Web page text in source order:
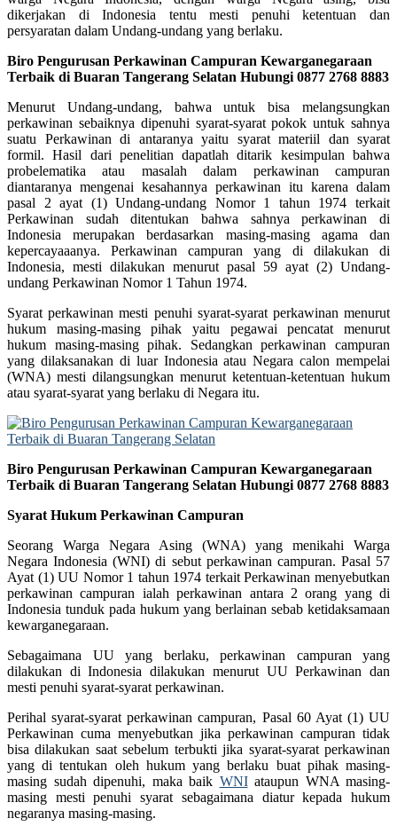
dikerjakan di Indonesia tentu mesti penuhi ketentuan dan
persyaratan dalam Undang-undang yang berlaku.
Biro Pengurusan Perkawinan Campuran Kewarganegaraan
Terbaik di Buaran Tangerang Selatan Hubungi 0877 2768 8883
Menurut Undang-undang, bahwa untuk bisa melangsungkan
perkawinan sebaiknya dipenuhi syarat-syarat pokok untuk sahnya
suatu Perkawinan di antaranya yaitu syarat materiil dan syarat
formil. Hasil dari penelitian dapatlah ditarik kesimpulan bahwa
probelematika atau masalah dalam perkawinan campuran
diantaranya mengenai kesahannya perkawinan itu karena dalam
pasal 2 ayat (1) Undang-undang Nomor 1 tahun 1974 terkait
Perkawinan sudah ditentukan bahwa sahnya perkawinan di
Indonesia merupakan berdasarkan masing-masing agama dan
kepercayaaanya. Perkawinan campuran yang di dilakukan di
Indonesia, mesti dilakukan menurut pasal 59 ayat (2) Undang-
undang Perkawinan Nomor 1 Tahun 1974.
Syarat perkawinan mesti penuhi syarat-syarat perkawinan menurut
hukum masing-masing pihak yaitu pegawai pencatat menurut
hukum masing-masing pihak. Sedangkan perkawinan campuran
yang dilaksanakan di luar Indonesia atau Negara calon mempelai
(WNA) mesti dilangsungkan menurut ketentuan-ketentuan hukum
atau syarat-syarat yang berlaku di Negara itu.
Biro Pengurusan Perkawinan Campuran Kewarganegaraan
Terbaik di Buaran Tangerang Selatan Hubungi 0877 2768 8883
Syarat Hukum Perkawinan Campuran
Seorang Warga Negara Asing (WNA) yang menikahi Warga
Negara Indonesia (WNI) di sebut perkawinan campuran. Pasal 57
Ayat (1) UU Nomor 1 tahun 1974 terkait Perkawinan menyebutkan
perkawinan campuran ialah perkawinan antara 2 orang yang di
Indonesia tunduk pada hukum yang berlainan sebab ketidaksamaan
kewarganegaraan.
Sebagaimana UU yang berlaku, perkawinan campuran yang
dilakukan di Indonesia dilakukan menurut UU Perkawinan dan
mesti penuhi syarat-syarat perkawinan.
Perihal syarat-syarat perkawinan campuran, Pasal 60 Ayat (1) UU
Perkawinan cuma menyebutkan jika perkawinan campuran tidak
bisa dilakukan saat sebelum terbukti jika syarat-syarat perkawinan
yang di tentukan oleh hukum yang berlaku buat pihak masing-
masing sudah dipenuhi, maka baik WNIataupun WNA masing-
masing mesti penuhi syarat sebagaimana diatur kepada hukum
negaranya masing-masing.